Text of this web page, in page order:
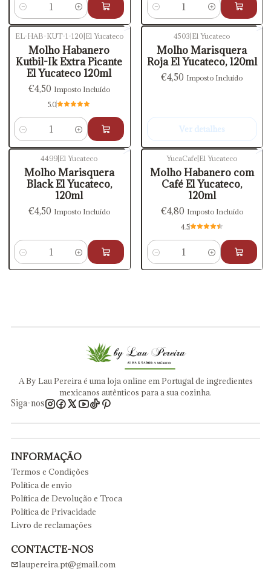
Quantidade Quantidade
EL-HAB-KUT-1-120|El Yucateco
Molho Habanero
Kutbil-Ik Extra Picante
El Yucateco 120ml
€4,50 Imposto Incluído
5.0
Quantidade
4503|El Yucateco
Molho Marisquera
Roja El Yucateco, 120ml
€4,50 Imposto Incluído
Ver detalhes
4499 El Yucateco
Molho Marisquera
Black El Yucateco,
120ml
€4,50 Imposto Incluído
Quantidade
YucaCafe El Yucateco
Molho Habanero com
Café El Yucateco,
120ml
€4,80 Imposto Incluído
4.5
Quantidade
A By Lau Pereira é uma loja online em Portugal de ingredientes
mexicanos autênticos para a sua cozinha.
Siga-nos
INFORMAÇÃO
Termos e Condições
Política de envio
Política de Devolução e Troca
Política de Privacidade
Livro de reclamações
CONTACTE-NOS
laupereira.pt@gmail.com